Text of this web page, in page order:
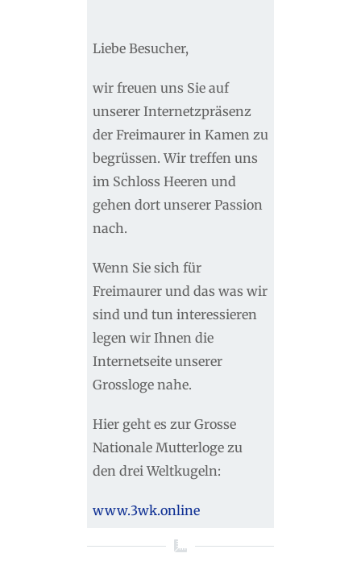
Liebe Besucher,
wir freuen uns Sie auf
unserer Internetzpräsenz
der Freimaurer in Kamen zu
begrüssen. Wir treffen uns
im Schloss Heeren und
gehen dort unserer Passion
nach.
Wenn Sie sich für
Freimaurer und das was wir
sind und tun interessieren
legen wir Ihnen die
Internetseite unserer
Grossloge nahe.
Hier geht es zur Grosse
Nationale Mutterloge zu
den drei Weltkugeln:
www.3wk.online